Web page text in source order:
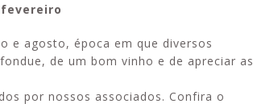
e agosto, época em que diversos
de um bom vinho e de apreciar as
por nossos associados. Confira o